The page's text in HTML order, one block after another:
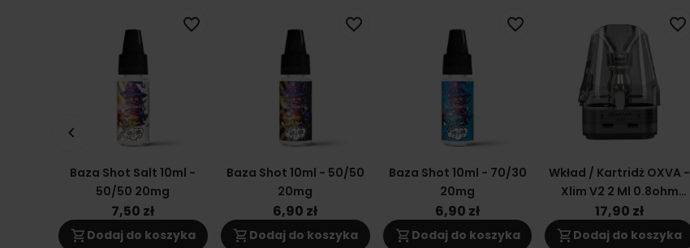
Baza Shot Salt 10ml -
50/50 20mg
7,50 zł
shopping_cart Dodaj do koszyka
favorite_border
Baza Shot 10ml - 50/50
20mg
6,90 zł
shopping_cart Dodaj do koszyka
favorite_border
Baza Shot 10ml - 70/30
20mg
6,90 zł
shopping_cart Dodaj do koszyka
favorite_border
Wkład / Kartridż OXVA -
Xlim V2 2 Ml 0.8ohm
(topfill)
17,90 zł
shopping_cart Dodaj do koszyka
favorite_border
keyboard_arrow_left